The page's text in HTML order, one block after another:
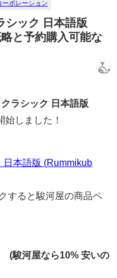
ーポレーション
シック 日本語版
と予約購入可能な
ラシック 日本語版
始しました！
日本語版 (Rummikub
すると駿河屋の商品ペ
河屋なら10% 安いの